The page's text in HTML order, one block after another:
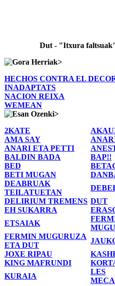
Dut - "Itxura
>
HECHOS CONTRA EL
INADAPTATS
NACION REIXA
WEMEAN
>
2KATE
AMA SAY
ANARI ETA PETTI
BALDIN BADA
BAP!!
BED
BETI MUGAN
DEABRUAK
TEILATUETAN
DELIRIUM TREMENS DUT
EH SUKARRA
ETSAIAK
FERMIN MUGURUZA
ETA DUT
JOXE RIPAU
KING MAFRUNDI
KURAIA
LES